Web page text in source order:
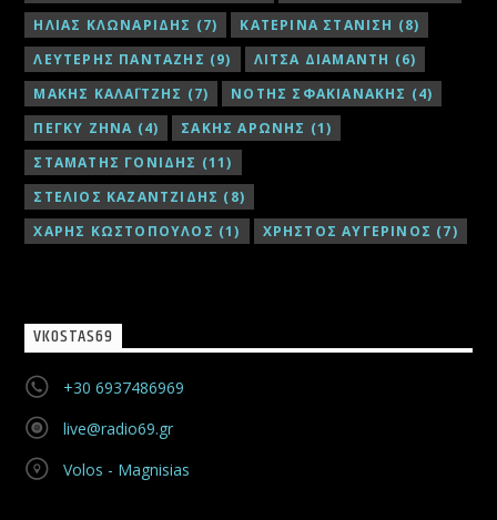
ΗΛΙΑΣ ΚΛΩΝΑΡΙΔΗΣ (7) ΚΑΤΕΡΙΝΑ ΣΤΑΝΙΣΗ (8)
ΛΕΥΤΕΡΗΣ ΠΑΝΤΑΖΗΣ (9) ΛΙΤΣΑ ΔΙΑΜΑΝΤΗ (6)
ΜΑΚΗΣ ΚΑΛΑΪΤΖΗΣ (7) ΝΟΤΗΣ ΣΦΑΚΙΑΝΑΚΗΣ (4)
ΠΕΓΚΥ ΖΗΝΑ (4) ΣΑΚΗΣ ΑΡΩΝΗΣ (1)
ΣΤΑΜΑΤΗΣ ΓΟΝΙΔΗΣ (11)
ΣΤΕΛΙΟΣ ΚΑΖΑΝΤΖΙΔΗΣ (8)
ΧΑΡΗΣ ΚΩΣΤΟΠΟΥΛΟΣ (1) ΧΡΗΣΤΟΣ ΑΥΓΕΡΙΝΟΣ (7)
VKOSTAS69
+30 6937486969
live@radio69.gr
Volos - Magnisias